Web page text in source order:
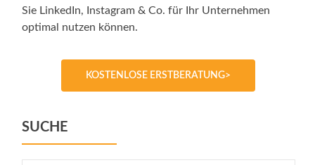
Sie LinkedIn, Instagram & Co. für Ihr Unternehmen
optimal nutzen können.
KOSTENLOSE ERSTBERATUNG>
SUCHE